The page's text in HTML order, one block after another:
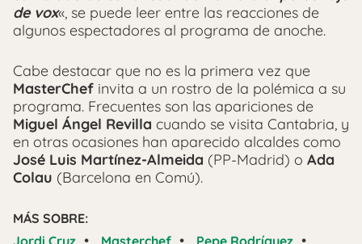
de vox«, se puede leer entre las reacciones de
algunos espectadores al programa de anoche.
Cabe destacar que no es la primera vez que
MasterChef invita a un rostro de la polémica a su
programa. Frecuentes son las apariciones de
Miguel Ángel Revilla cuando se visita Cantabria, y
en otras ocasiones han aparecido alcaldes como
José Luis Martínez-Almeida (PP-Madrid) o Ada
Colau (Barcelona en Comú).
MÁS SOBRE:
Jordi Cruz • Masterchef • Pepe Rodríguez •